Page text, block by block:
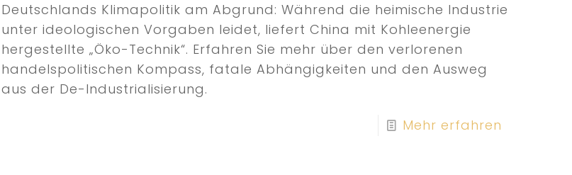
Deutschlands Klimapolitik am Abgrund: Während die heimische Industrie
unter ideologischen Vorgaben leidet, liefert China mit Kohleenergie
hergestellte „Öko-Technik“. Erfahren Sie mehr über den verlorenen
handelspolitischen Kompass, fatale Abhängigkeiten und den Ausweg
aus der De-Industrialisierung.
Mehr erfahren